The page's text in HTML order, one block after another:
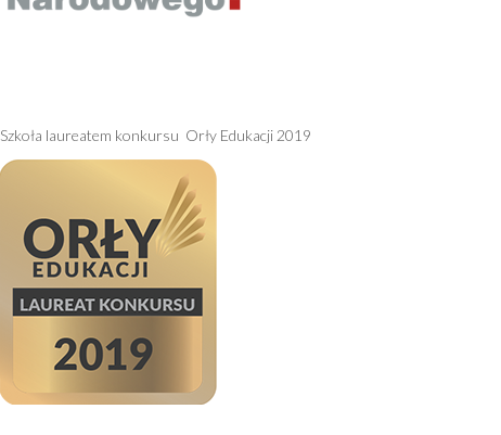
Szkoła laureatem konkursu Orły Edukacji 2019